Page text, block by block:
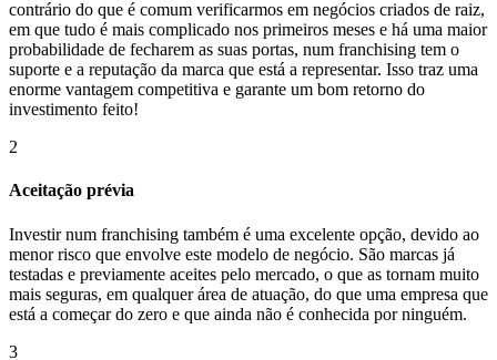
contrário do que é comum verificarmos em negócios criados de raiz,
em que tudo é mais complicado nos primeiros meses e há uma maior
probabilidade de fecharem as suas portas, num franchising tem o
suporte e a reputação da marca que está a representar. Isso traz uma
enorme vantagem competitiva e garante um bom retorno do
investimento feito!
2
Aceitação prévia
Investir num franchising também é uma excelente opção, devido ao
menor risco que envolve este modelo de negócio. São marcas já
testadas e previamente aceites pelo mercado, o que as tornam muito
mais seguras, em qualquer área de atuação, do que uma empresa que
está a começar do zero e que ainda não é conhecida por ninguém.
3